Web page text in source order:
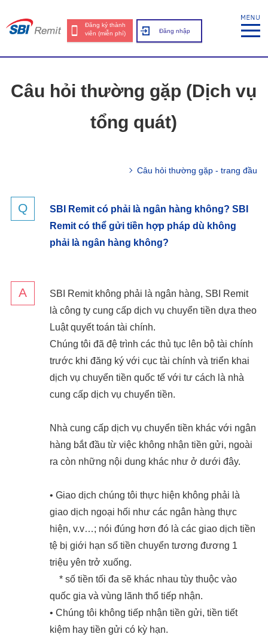
Đăng ký thành
viên (miễn phí)
Đăng nhập
Câu hỏi thường gặp (Dịch vụ
tổng quát)
Câu hỏi thường gặp - trang đầu
SBI Remit có phải là ngân hàng không? SBI
Remit có thể gửi tiền hợp pháp dù không
phải là ngân hàng không?
SBI Remit không phải là ngân hàng, SBI Remit
là công ty cung cấp dịch vụ chuyển tiền dựa theo
Luật quyết toán tài chính.
Chúng tôi đã đệ trình các thủ tục lên bộ tài chính
trước khi đăng ký với cục tài chính và triển khai
dịch vụ chuyển tiền quốc tế với tư cách là nhà
cung cấp dịch vụ chuyển tiền.
Nhà cung cấp dịch vụ chuyển tiền khác với ngân
hàng bắt đầu từ việc không nhận tiền gửi, ngoài
ra còn những nội dung khác như ở dưới đây.
• Giao dịch chúng tôi thực hiện không phải là
giao dịch ngoại hối như các ngân hàng thực
hiện, v.v…; nói đúng hơn đó là các giao dịch tiền
tệ bị giới hạn số tiền chuyển tương đương 1
triệu yên trở xuống.
* số tiền tối đa sẽ khác nhau tùy thuộc vào
quốc gia và vùng lãnh thổ tiếp nhận.
• Chúng tôi không tiếp nhận tiền gửi, tiền tiết
kiệm hay tiền gửi có kỳ hạn.